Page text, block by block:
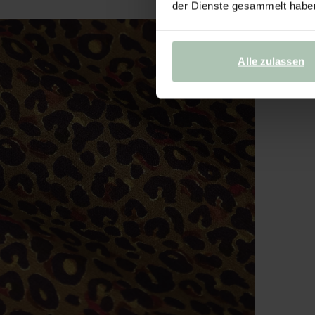
der Dienste gesammelt
Alle zulassen